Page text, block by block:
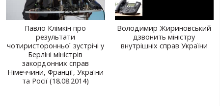
Павло Клімкін про
результати
чотиристоронньої зустрічі у
Берліні міністрів
закордонних справ
Німеччини, Франції, України
та Росії (18.08.2014)
Володимир Жириновський
дзвонить міністру
внутрішніх справ України